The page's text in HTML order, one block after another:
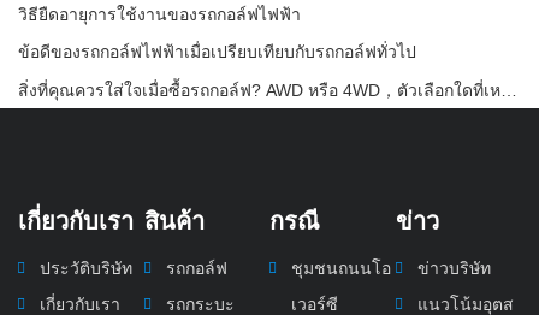
วิธียืดอายุการใช้งานของรถกอล์ฟไฟฟ้า
ข้อดีของรถกอล์ฟไฟฟ้าเมื่อเปรียบเทียบกับรถกอล์ฟทั่วไป
เกี่ยวกับเรา
ประวัติบริษัท
เกี่ยวกับเรา
สินค้า
รถกอล์ฟ
รถกระบะ
กรณี
ชุมชนถนนโอ
เวอร์ซี
ข่าว
ข่าวบริษัท
แนวโน้มอุตส